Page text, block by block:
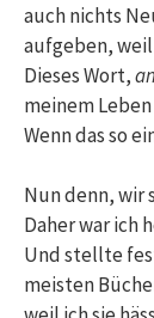
auch nichts
aufgeben, weil
Dieses Wort,
meinem
Wenn das so
Nun denn, wir
Daher war ich
Und stellte
meisten